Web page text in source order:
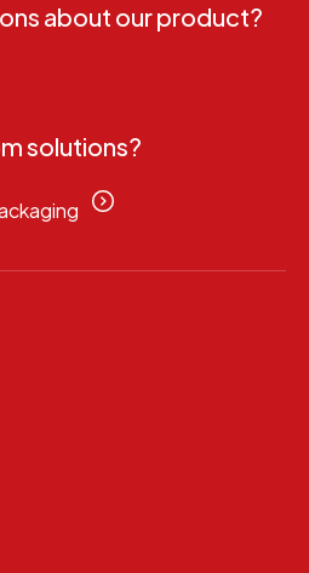
about our product?
solutions?